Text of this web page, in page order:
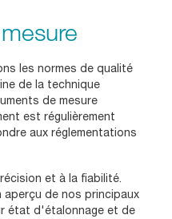
les normes de qualité
de la technique
de mesure
est régulièrement
aux réglementations
et à la fiabilité.
de nos principaux
état d'étalonnage et de